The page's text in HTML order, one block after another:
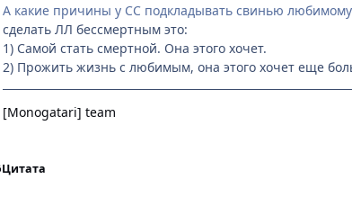
А какие причины у СС подкладывать свинью любимому
сделать ЛЛ бессмертным это:
1) Самой стать смертной. Она этого хочет.
2) Прожить жизнь с любимым, она этого хочет еще
[Monogatari] team
Цитата